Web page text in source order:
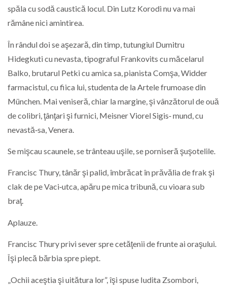
spăla cu sodă caustică locul. Din Lutz Korodi nu va mai
rămâne nici amintirea.
În rândul doi se aşezară, din timp, tutungiul Dumitru
Hidegkuti cu nevasta, tipograful Frankovits cu măcelarul
Balko, brutarul Petki cu amica sa, pianista Comşa, Widder
farmacistul, cu fiica lui, studenta de la Artele frumoase din
München. Mai veniseră, chiar la margine, şi vânzătorul de ouă
de colibri, ţânţari şi furnici, Meisner Viorel Sigis‑ mund, cu
nevastă‑sa, Venera.
Se mişcau scaunele, se trânteau uşile, se porniseră şuşotelile.
Francisc Thury, tânăr şi palid, îmbrăcat în prăvălia de frak şi
clak de pe Vaci‑utca, apăru pe mica tribună, cu vioara sub
braţ.
Aplauze.
Francisc Thury privi sever spre cetăţenii de frunte ai oraşului.
Îşi plecă bărbia spre piept.
„Ochii aceştia şi uitătura lor”, îşi spuse Iudita Zsombori,